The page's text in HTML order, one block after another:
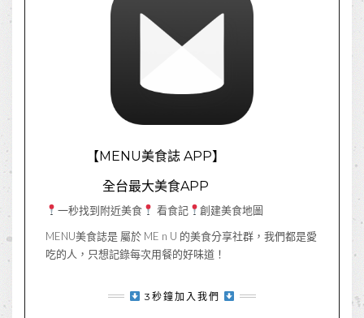
【MENU美食誌 APP】
全台最大美食APP
一秒找到附近美食 看食記
創建美食地圖
MENU美食誌是 屬於 ME n U 的美食分享社群，我們都是愛
吃的人，只想記錄每次用餐的好味道！
3秒鐘加入我們